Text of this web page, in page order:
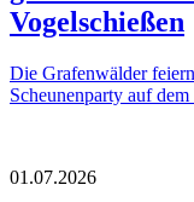
Vogelschießen
Die Grafenwälder
Scheunenparty auf
01.07.2026